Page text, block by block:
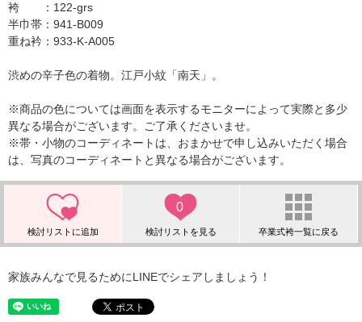
袴 ：122-grs
半巾帯：941-B009
重ね衿：933-K-A005
渋めの辛子色の着物。江戸小紋「南天」。
※商品の色については画面を表示するモニターによって実際と多少
異なる場合がございます。ご了承くださいませ。
※帯・小物のコーディネートは、おまかせで申し込みいただく場合
は、写真のコーディネートと異なる場合がございます。
0
家族みんなで見るためにLINEでシェアしましょう！